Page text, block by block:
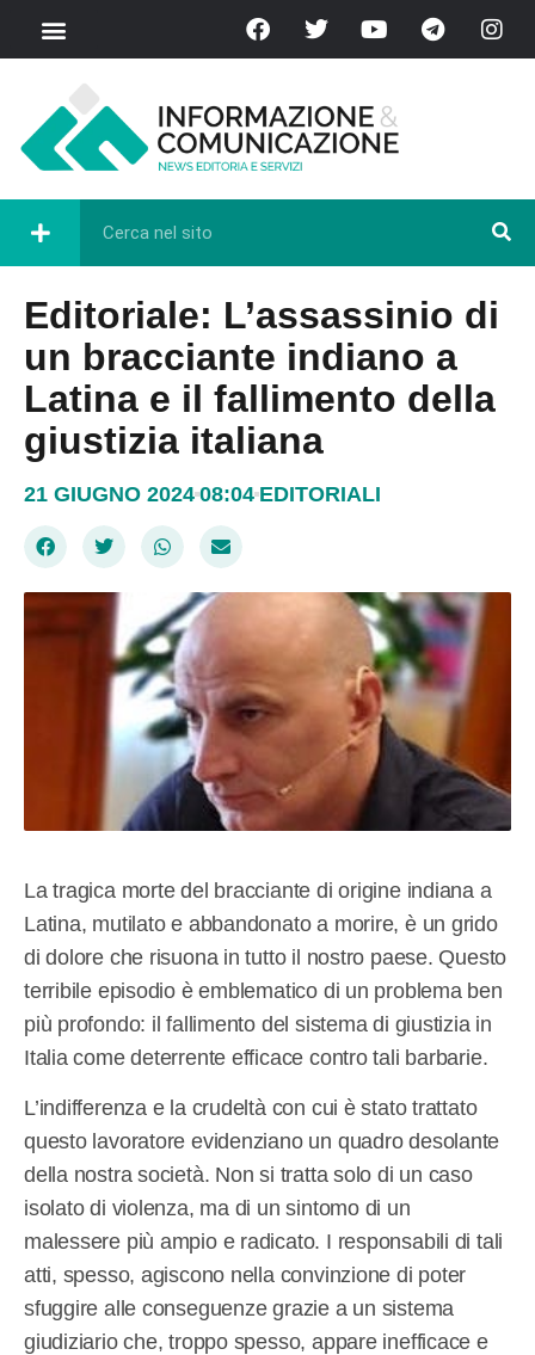
Editoriale: L’assassinio di
un bracciante indiano a
Latina e il fallimento della
giustizia italiana
21 GIUGNO 2024 08:04 EDITORIALI
La tragica morte del bracciante di origine indiana a
Latina, mutilato e abbandonato a morire, è un grido
di dolore che risuona in tutto il nostro paese. Questo
terribile episodio è emblematico di un problema ben
più profondo: il fallimento del sistema di giustizia in
Italia come deterrente efficace contro tali barbarie.
L’indifferenza e la crudeltà con cui è stato trattato
questo lavoratore evidenziano un quadro desolante
della nostra società. Non si tratta solo di un caso
isolato di violenza, ma di un sintomo di un
malessere più ampio e radicato. I responsabili di tali
atti, spesso, agiscono nella convinzione di poter
sfuggire alle conseguenze grazie a un sistema
giudiziario che, troppo spesso, appare inefficace e